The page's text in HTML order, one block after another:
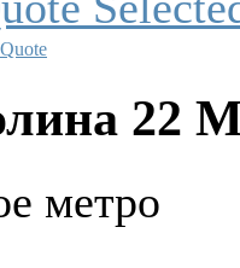
Quote
22
метро